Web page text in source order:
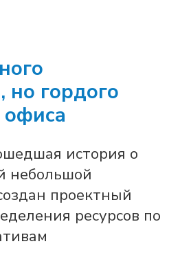
но гордого
офиса
история о
небольшой
проектный
ресурсов по